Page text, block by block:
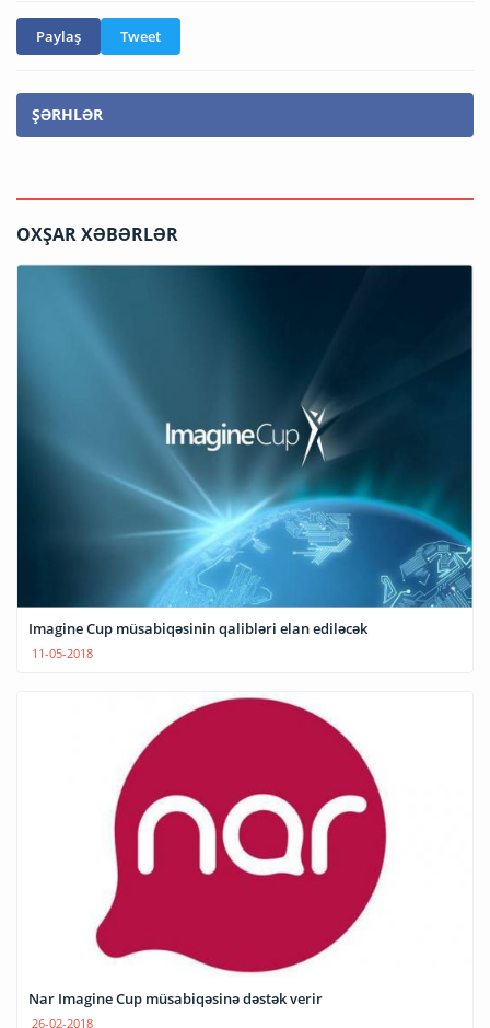
Paylaş Tweet
ŞƏRHLƏR
OXŞAR XƏBƏRLƏR
Imagine Cup müsabiqəsinin qalibləri elan ediləcək
11-05-2018
Nar Imagine Cup müsabiqəsinə dəstək verir
26-02-2018